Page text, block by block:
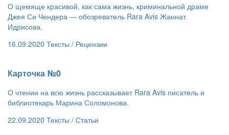
О щемяще красивой, как сама жизнь, криминальной драме
Джея Си Чендера — обозреватель Rara Avis Жаннат
Идрисова.
16.09.2020 Тексты / Рецензии
Карточка №0
О чтении на всю жизнь рассказывает Rara Avis писатель и
библиотекарь Марина Соломонова.
22.09.2020 Тексты / Статьи